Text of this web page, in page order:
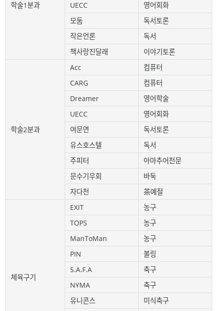
학술1분과
UECC
영어회화
모둠
독서토론
작은언론
독서
책사랑진달래
이야기토론
학술2분과
Acc
컴퓨터
CARG
컴퓨터
Dreamer
영어학술
UECC
영어회화
여문연
독서토론
유스호스텔
독서
주피터
아마추어천문
문수기우회
바둑
자다천
茶예절
체육구기
EXIT
농구
TOPS
농구
ManToMan
농구
PIN
볼링
S.A.F.A
축구
NYMA
축구
유니콘스
미식축구